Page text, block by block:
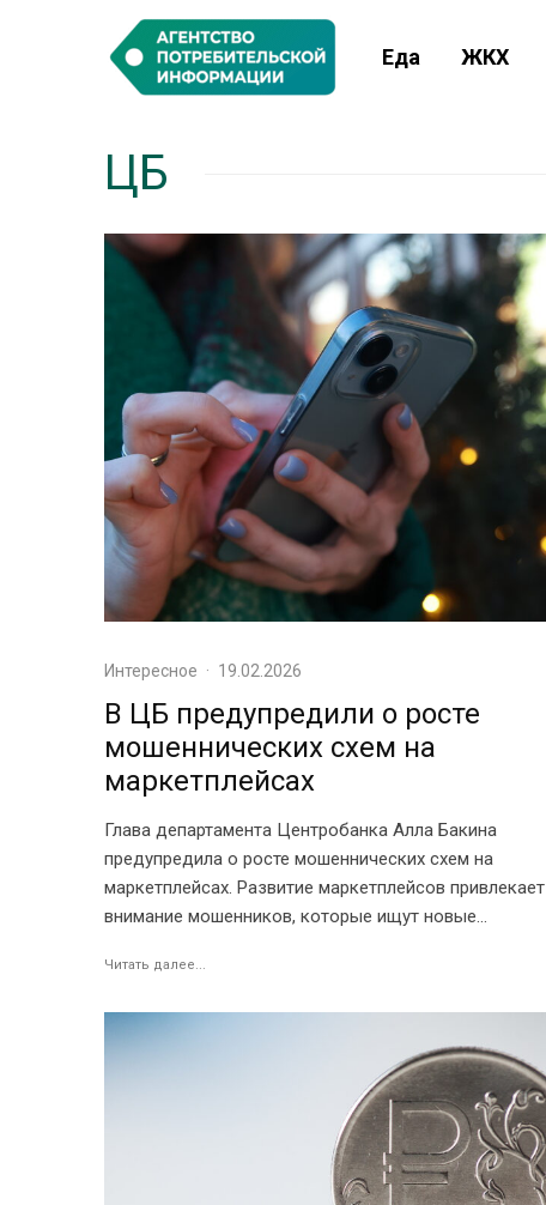
Еда ЖКХ
ЦБ
Интересное · 19.02.2026
В ЦБ предупредили о росте
мошеннических схем на
маркетплейсах
Глава департамента Центробанка Алла Бакина
предупредила о росте мошеннических схем на
маркетплейсах. Развитие маркетплейсов привлекает
внимание мошенников, которые ищут новые...
Читать далее...